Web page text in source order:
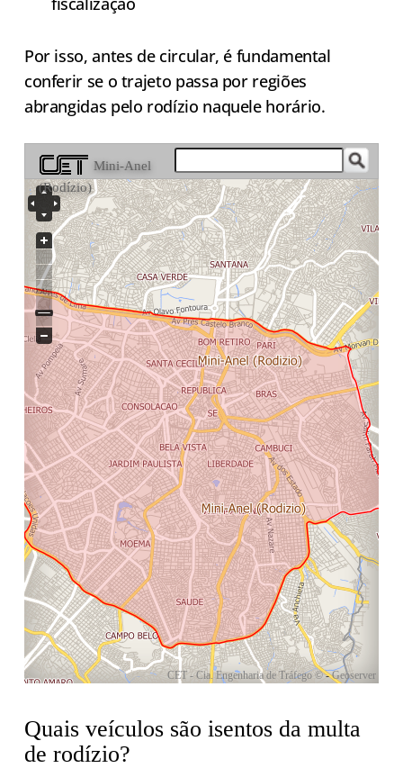
Por isso, antes de circular, é fundamental
conferir se o trajeto passa por regiões
abrangidas pelo rodízio naquele horário.
Quais veículos são isentos da multa
de rodízio?